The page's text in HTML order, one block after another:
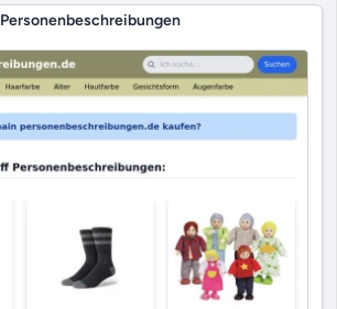
Personenbeschreibungen